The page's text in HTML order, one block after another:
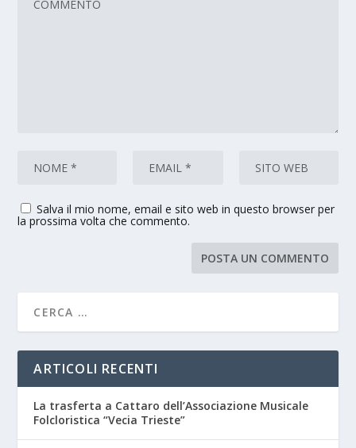
Salva il mio nome, email e sito web in questo browser per
la prossima volta che commento.
ARTICOLI RECENTI
La trasferta a Cattaro dell’Associazione Musicale
Folcloristica “Vecia Trieste”